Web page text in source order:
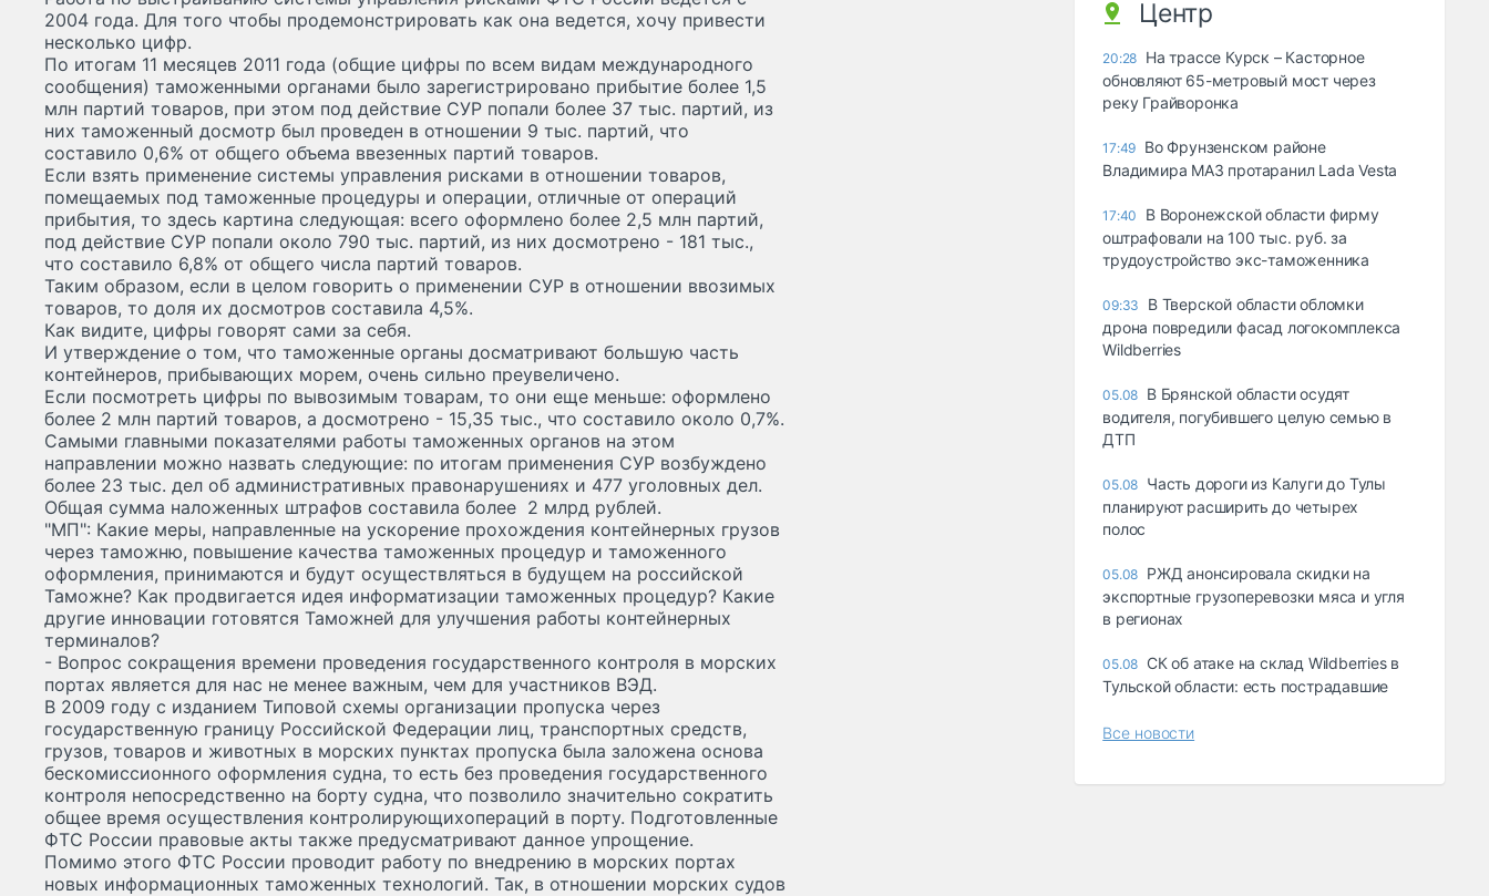
2004 года. Для того чтобы продемонстрировать как она ведется, хочу привести
несколько цифр.
По итогам 11 месяцев 2011 года (общие цифры по всем видам международного
сообщения) таможенными органами было зарегистрировано прибытие более 1,5
млн партий товаров, при этом под действие СУР попали более 37 тыс. партий, из
них таможенный досмотр был проведен в отношении 9 тыс. партий, что
составило 0,6% от общего объема ввезенных партий товаров.
Если взять применение системы управления рисками в отношении товаров,
помещаемых под таможенные процедуры и операции, отличные от операций
прибытия, то здесь картина следующая: всего оформлено более 2,5 млн партий,
под действие СУР попали около 790 тыс. партий, из них досмотрено - 181 тыс.,
что составило 6,8% от общего числа партий товаров.
Таким образом, если в целом говорить о применении СУР в отношении ввозимых
товаров, то доля их досмотров составила 4,5%.
Как видите, цифры говорят сами за себя.
И утверждение о том, что таможенные органы досматривают большую часть
контейнеров, прибывающих морем, очень сильно преувеличено.
Если посмотреть цифры по вывозимым товарам, то они еще меньше: оформлено
более 2 млн партий товаров, а досмотрено - 15,35 тыс., что составило около 0,7%.
Самыми главными показателями работы таможенных органов на этом
направлении можно назвать следующие: по итогам применения СУР возбуждено
более 23 тыс. дел об административных правонарушениях и 477 уголовных дел.
Общая сумма наложенных штрафов составила более 2 млрд рублей.
"МП": Какие меры, направленные на ускорение прохождения контейнерных грузов
через таможню, повышение качества таможенных процедур и таможенного
оформления, принимаются и будут осуществляться в будущем на российской
Таможне? Как продвигается идея информатизации таможенных процедур? Какие
другие инновации готовятся Таможней для улучшения работы контейнерных
терминалов?
- Вопрос сокращения времени проведения государственного контроля в морских
портах является для нас не менее важным, чем для участников ВЭД.
В 2009 году с изданием Типовой схемы организации пропуска через
государственную границу Российской Федерации лиц, транспортных средств,
грузов, товаров и животных в морских пунктах пропуска была заложена основа
бескомиссионного оформления судна, то есть без проведения государственного
контроля непосредственно на борту судна, что позволило значительно сократить
общее время осуществления контролирующихопераций в порту. Подготовленные
ФТС России правовые акты также предусматривают данное упрощение.
Помимо этого ФТС России проводит работу по внедрению в морских портах
новых информационных таможенных технологий. Так, в отношении морских судов
Центр
20:28 На трассе Курск – Касторное
обновляют 65-метровый мост через
реку Грайворонка
17:49 Во Фрунзенском районе
Владимира МАЗ протаранил Lada Vesta
17:40
В Воронежской области фирму
оштрафовали на 100 тыс. руб. за
трудоустройство экс-таможенника
09:33
В Тверской области обломки
дрона повредили фасад логокомплекса
Wildberries
05.08 В Брянской области осудят
водителя, погубившего целую семью в
ДТП
05.08 Часть дороги из Калуги до Тулы
планируют расширить до четырех
полос
05.08 РЖД анонсировала скидки на
экспортные грузоперевозки мяса и угля
в регионах
05.08 СК об атаке на склад Wildberries в
Тульской области: есть пострадавшие
Все новости